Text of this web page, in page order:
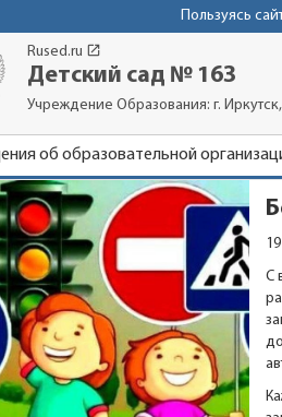
Пользуясь
Rused.ru launch
Детский сад № 163
Учреждение Образования: г.
об образовательной
С